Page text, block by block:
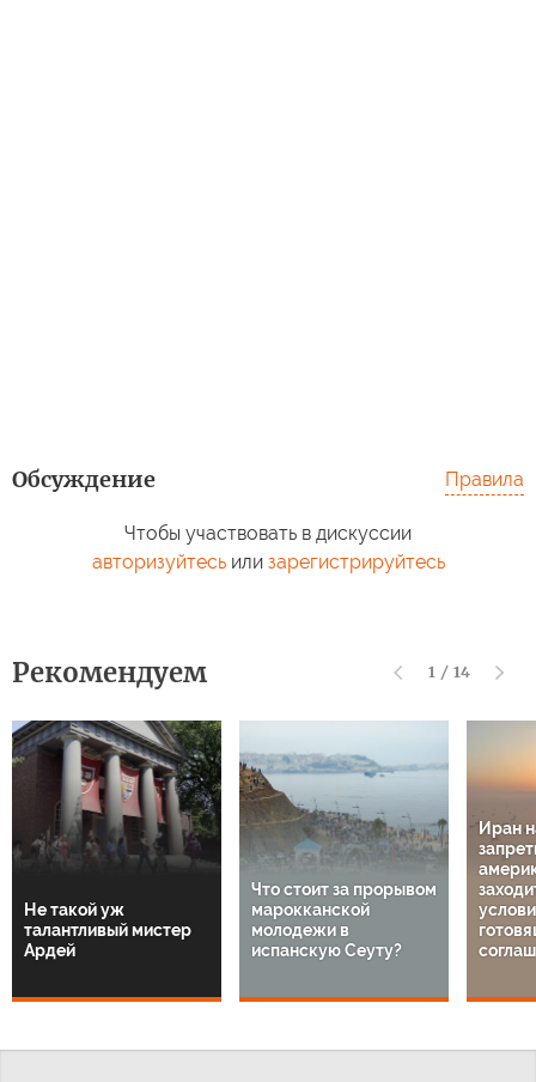
Обсуждение Правила
Чтобы участвовать в дискуссии
авторизуйтесьили зарегистрируйтесь
Рекомендуем 1 / 14
Не такой уж
талантливый мистер
Ардей
Что стоит за прорывом
марокканской
молодежи в
испанскую Сеуту?
Иран